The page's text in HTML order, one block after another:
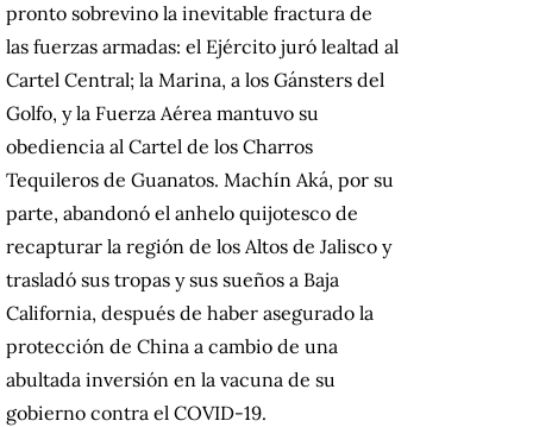
pronto sobrevino la inevitable fractura de
las fuerzas armadas: el Ejército juró lealtad al
Cartel Central; la Marina, a los Gánsters del
Golfo, y la Fuerza Aérea mantuvo su
obediencia al Cartel de los Charros
Tequileros de Guanatos. Machín Aká, por su
parte, abandonó el anhelo quijotesco de
recapturar la región de los Altos de Jalisco y
trasladó sus tropas y sus sueños a Baja
California, después de haber asegurado la
protección de China a cambio de una
abultada inversión en la vacuna de su
gobierno contra el COVID-19.